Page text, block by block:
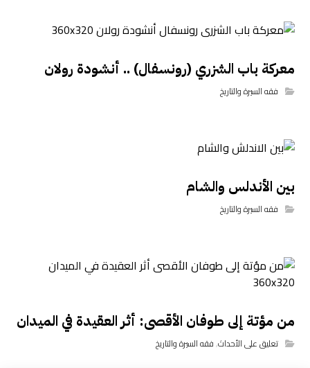
معركة باب الشزري (رونسفال) .. أنشودة رولان
فقه السيرة والتاريخ
بين الأندلس والشام
فقه السيرة والتاريخ
من مؤتة إلى طوفان الأقصى: أثر العقيدة في الميدان
تعليق على الأحداث,فقه السيرة والتاريخ